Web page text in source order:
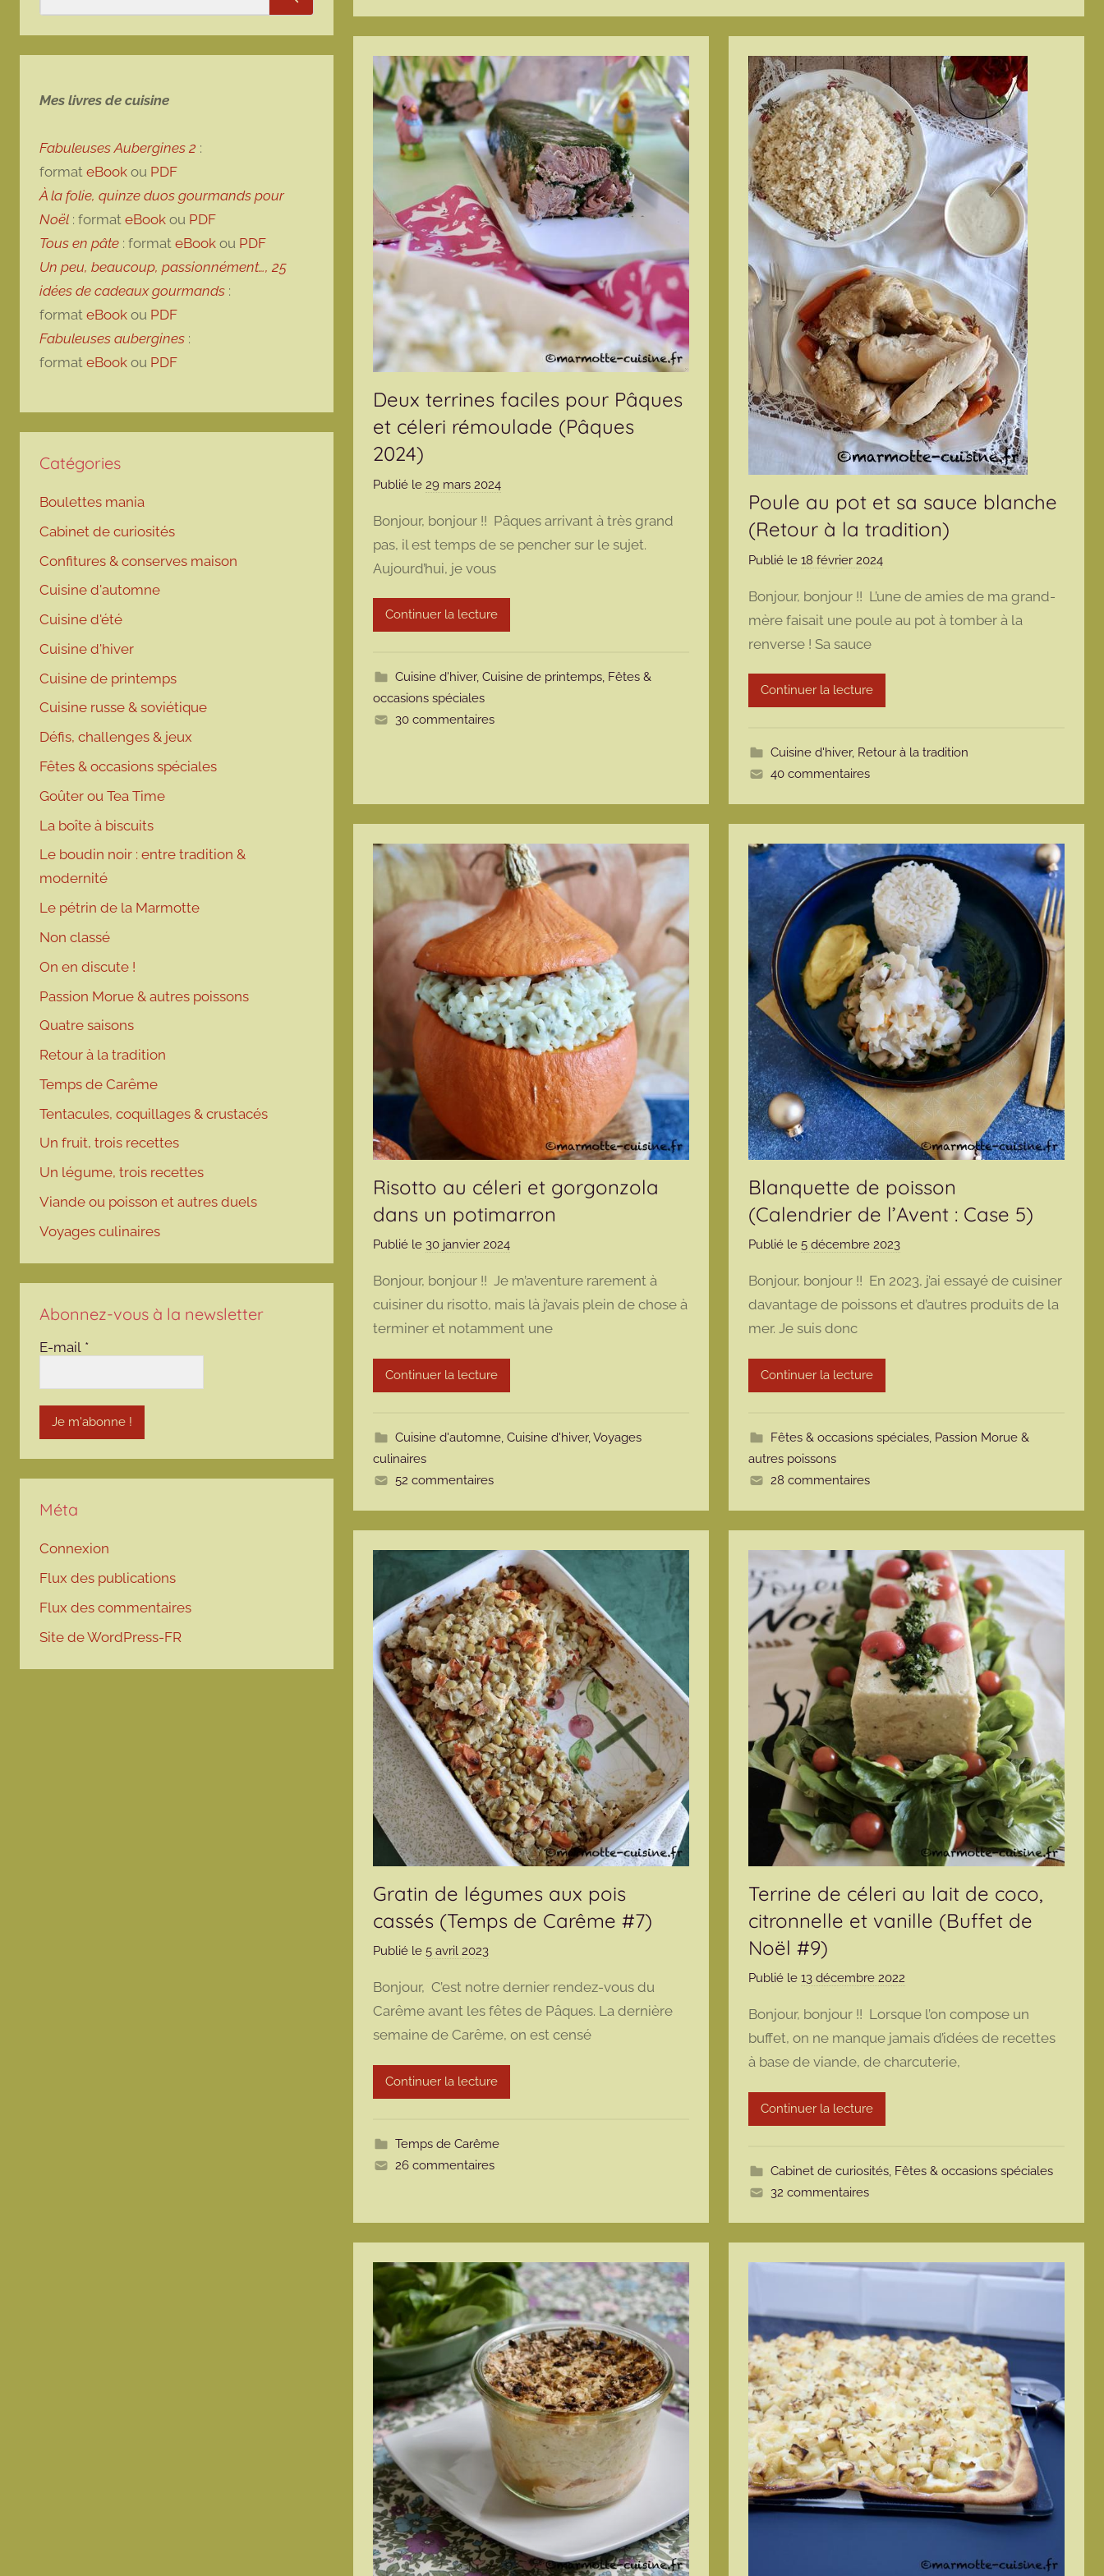
Deux terrines faciles pour Pâques
et céleri rémoulade (Pâques
2024)
Publié le 29 mars 2024p
r
m
o
t
Bonjour, bonjour !! Pâques arrivant à très grand
pas, il est temps de se pencher sur le sujet.
Aujourd’hui, je vous
Continuer la lecture
Cuisine d'hiver,Cuisine de printemps, Fêtes &
occasions spéciales
30 commentaires
Poule au pot et sa sauce blanche
(Retour à la tradition)
Publié le 18 février 2024p
r
m
o
t
Bonjour, bonjour !! L’une de amies de ma grand-
mère faisait une poule au pot à tomber à la
renverse ! Sa sauce
Continuer la lecture
Cuisine d'hiver, Retour à la tradition
40 commentaires
Risotto au céleri et gorgonzola
dans un potimarron
Publié le 30 janvier 2024p
r
m
a
o
t
Bonjour, bonjour !! Je m’aventure rarement à
cuisiner du risotto, mais là j’avais plein de chose à
terminer et notamment une
Continuer la lecture
Cuisine d'automne,Cuisine d'hiver,Voyages
culinaires
52 commentaires
Blanquette de poisson
(Calendrier de l’Avent : Case 5)
Publié le 5 décembre 2023p
r
m
t
Bonjour, bonjour !! En 2023, j’ai essayé de cuisiner
davantage de poissons et d’autres produits de la
mer. Je suis donc
Continuer la lecture
Fêtes & occasions spéciales, Passion Morue &
autres poissons
28 commentaires
Gratin de légumes aux pois
cassés (Temps de Carême #7)
Publié le 5 avril 2023p
r
m
a
m
o
t
e
Bonjour, C’est notre dernier rendez-vous du
Carême avant les fêtes de Pâques. La dernière
semaine de Carême, on est censé
Continuer la lecture
Temps de Carême
26 commentaires
Terrine de céleri au lait de coco,
citronnelle et vanille (Buffet de
Noël #9)
Publié le 13 décembre 2022
r
m
a
t
Bonjour, bonjour !! Lorsque l’on compose un
buffet, on ne manque jamais d’idées de recettes
à base de viande, de charcuterie,
Continuer la lecture
Cabinet de curiosités, Fêtes & occasions spéciales
32 commentaires
Rechercher
Mes livres de cuisine
Fabuleuses Aubergines 2 :
format eBook ou PDF
À la folie, quinze duos gourmands pour
Noël : format eBook ou PDF
Tous en pâte : format eBook ou PDF
Un peu, beaucoup, passionnément…, 25
idées de cadeaux gourmands :
format eBook ou PDF
Fabuleuses aubergines :
format eBook ou PDF
Catégories
Boulettes mania
Cabinet de curiosités
Confitures & conserves maison
Cuisine d'automne
Cuisine d'été
Cuisine d'hiver
Cuisine de printemps
Cuisine russe & soviétique
Défis, challenges & jeux
Fêtes & occasions spéciales
Goûter ou Tea Time
La boîte à biscuits
Le boudin noir : entre tradition &
modernité
Le pétrin de la Marmotte
Non classé
On en discute !
Passion Morue & autres poissons
Quatre saisons
Retour à la tradition
Temps de Carême
Tentacules, coquillages & crustacés
Un fruit, trois recettes
Un légume, trois recettes
Viande ou poisson et autres duels
Voyages culinaires
Abonnez-vous à la newsletter
E-mail *
Méta
Connexion
Flux des publications
Flux des commentaires
Site de WordPress-FR